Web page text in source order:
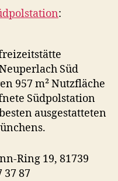
:
Süd
957 m² Nutzfläche
Südpolstation
ausgestatteten
Ring 19, 81739
37 87